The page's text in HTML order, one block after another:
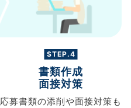
STEP.4
書類作成
面接対策
応募書類の添削や面接対策も